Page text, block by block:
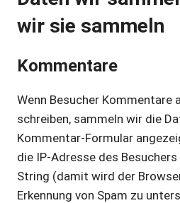
wir sie sammeln
Kommentare
Wenn Besucher Kommentare
schreiben, sammeln wir die
Kommentar-Formular
die IP-Adresse des
String (damit wird der
Erkennung von Spam zu